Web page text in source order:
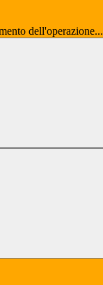
dell'operazione...